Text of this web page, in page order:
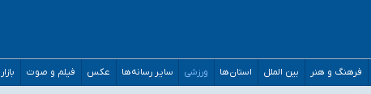
فرهنگ و هنر بین الملل استان‌ها ورزشی سایر رسانه‌ها عکس فیلم و صوت بازار
و دکترای تخصصی جغرافیای نظامی دافوس آجا
مسکن و بیمه